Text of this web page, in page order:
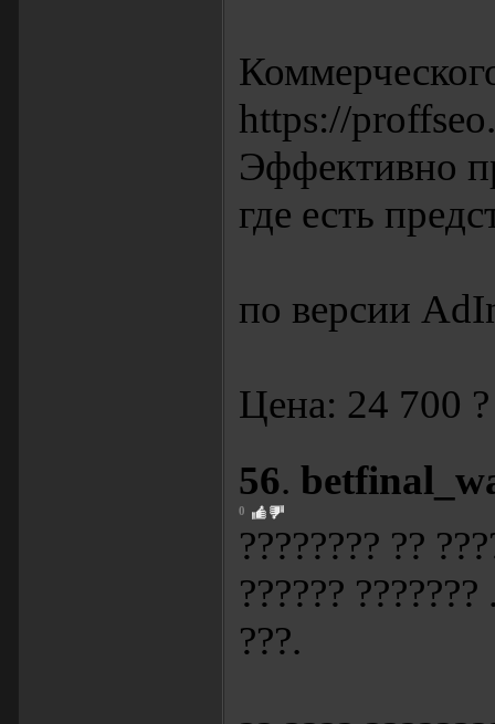
https://
Эффективно
где есть
по версии
Цена: 24 700 ?
56.
0
???????? ??
??????
???.